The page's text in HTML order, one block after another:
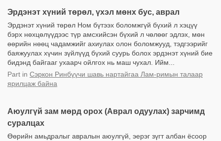
Эрдэнэт хүний төрөл, үхэл мөнх бус, аврал
Эрдэнэт хүний төрөл Ном бүтээх боломжгүй бүхий л хэцүү
бэрх нөхцөлүүдээс түр амсхийсэн бүхий л чөлөөг эдлэх, мөн
өөрийн нөөц чадамжийг ахиулах олон боломжууд, тэдгээрийг
баяжуулах хүчин зүйлүүд бүхий суурь болох эрдэнэт хүний бие
бидэнд байгааг ухаарч ойлгох нь маш чухал. Ийм...
Part in Сэркон Ринбүүчи шавь нартайгаа Лам-римын талаар
ярилцаж байна
Аюулгүй зам мөрд орох (Аврал одуулах) зарчимд
суралцах
Өөрийн амьдралыг авралын аюулгүй, эерэг зүгт албан ёсоор